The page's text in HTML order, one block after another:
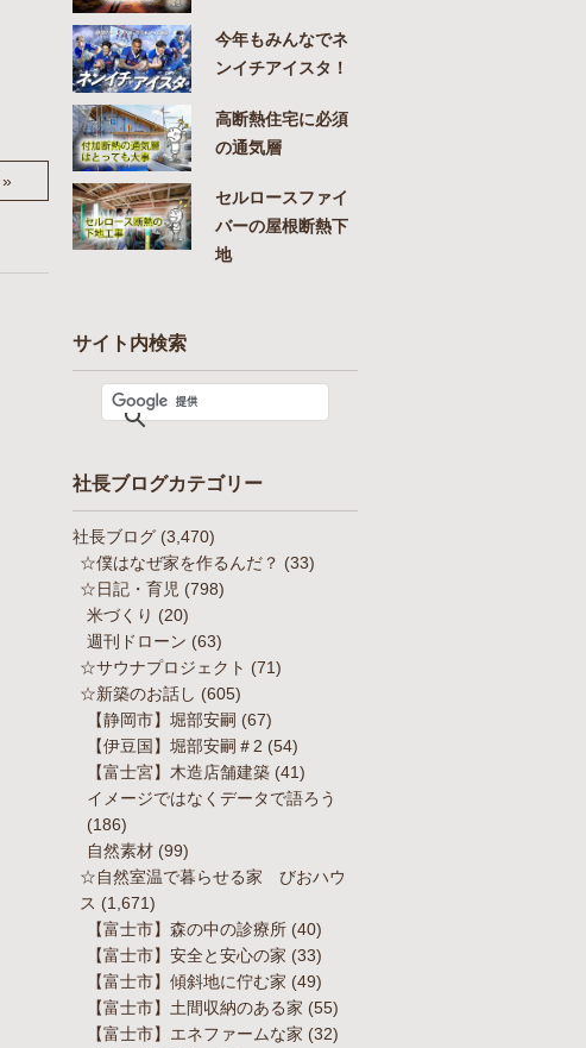
»
今年もみんなでネ
ンイチアイスタ！
高断熱住宅に必須
の通気層
セルロースファイ
バーの屋根断熱下
地
サイト内検索
社長ブログカテゴリー
社長ブログ (3,470)
☆僕はなぜ家を作るんだ？ (33)
☆日記・育児 (798)
米づくり (20)
週刊ドローン (63)
☆サウナプロジェクト (71)
☆新築のお話し (605)
【静岡市】堀部安嗣 (67)
【伊豆国】堀部安嗣＃2 (54)
【富士宮】木造店舗建築 (41)
イメージではなくデータで語ろう
(186)
自然素材 (99)
☆自然室温で暮らせる家 びおハウ
ス (1,671)
【富士市】森の中の診療所 (40)
【富士市】安全と安心の家 (33)
【富士市】傾斜地に佇む家 (49)
【富士市】土間収納のある家 (55)
【富士市】エネファームな家 (32)